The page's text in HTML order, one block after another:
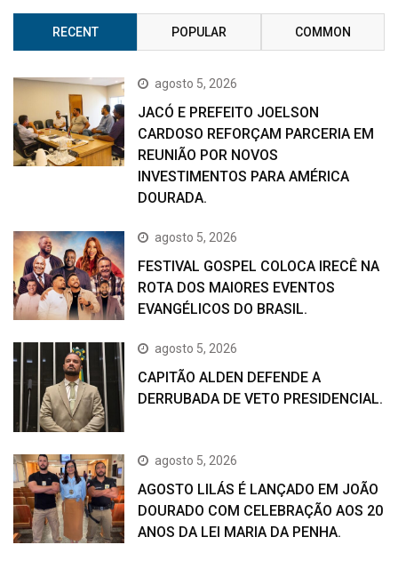
RECENT POPULAR COMMON
agosto 5, 2026
JACÓ E PREFEITO JOELSON
CARDOSO REFORÇAM PARCERIA EM
REUNIÃO POR NOVOS
INVESTIMENTOS PARA AMÉRICA
DOURADA.
agosto 5, 2026
FESTIVAL GOSPEL COLOCA IRECÊ NA
ROTA DOS MAIORES EVENTOS
EVANGÉLICOS DO BRASIL.
agosto 5, 2026
CAPITÃO ALDEN DEFENDE A
DERRUBADA DE VETO PRESIDENCIAL.
agosto 5, 2026
AGOSTO LILÁS É LANÇADO EM JOÃO
DOURADO COM CELEBRAÇÃO AOS 20
ANOS DA LEI MARIA DA PENHA.